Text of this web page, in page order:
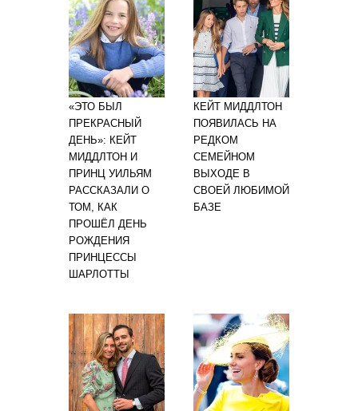
«ЭТО БЫЛ
ПРЕКРАСНЫЙ
ДЕНЬ»: КЕЙТ
МИДДЛТОН И
ПРИНЦ УИЛЬЯМ
РАССКАЗАЛИ О
ТОМ, КАК
ПРОШЁЛ ДЕНЬ
РОЖДЕНИЯ
ПРИНЦЕССЫ
ШАРЛОТТЫ
КЕЙТ МИДДЛТОН
ПОЯВИЛАСЬ НА
РЕДКОМ
СЕМЕЙНОМ
ВЫХОДЕ В
СВОЕЙ ЛЮБИМОЙ
БАЗЕ